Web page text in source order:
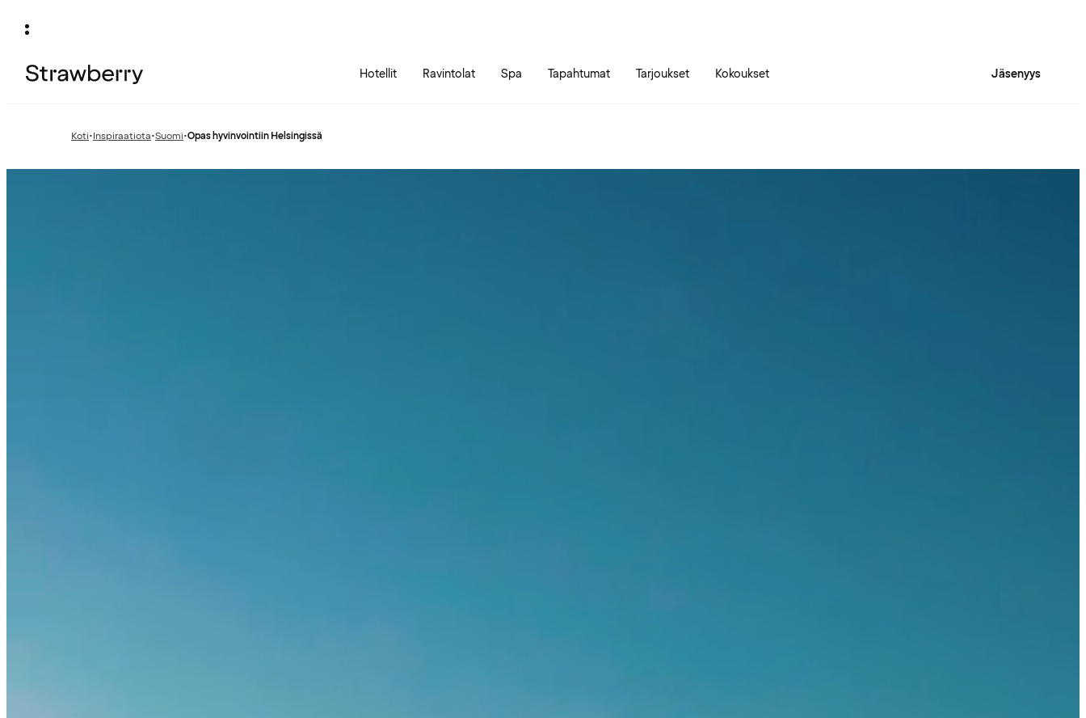
Hotellit Ravintolat Spa Tapahtumat Tarjoukset Kokoukset Jäsenyys
Koti•Edellinen
Inspiraatiota•Edellinen
Suomi•Opas hyvinvointiin Helsingissä